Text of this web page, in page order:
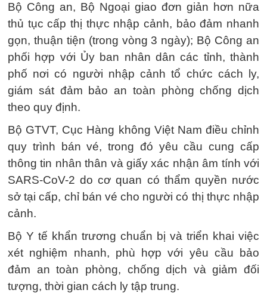
Bộ Công an, Bộ Ngoại giao đơn giản hơn nữa
thủ tục cấp thị thực nhập cảnh, bảo đảm nhanh
gọn, thuận tiện (trong vòng 3 ngày); Bộ Công an
phối hợp với Ủy ban nhân dân các tỉnh, thành
phố nơi có người nhập cảnh tổ chức cách ly,
giám sát đảm bảo an toàn phòng chống dịch
theo quy định.
Bộ GTVT, Cục Hàng không Việt Nam điều chỉnh
quy trình bán vé, trong đó yêu cầu cung cấp
thông tin nhân thân và giấy xác nhận âm tính với
SARS-CoV-2 do cơ quan có thẩm quyền nước
sở tại cấp, chỉ bán vé cho người có thị thực nhập
cảnh.
Bộ Y tế khẩn trương chuẩn bị và triển khai việc
xét nghiệm nhanh, phù hợp với yêu cầu bảo
đảm an toàn phòng, chống dịch và giảm đối
tượng, thời gian cách ly tập trung.